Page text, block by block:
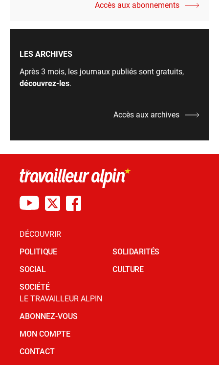
Accès aux abonnements
LES ARCHIVES
Après 3 mois, les journaux publiés sont gratuits,
découvrez-les.
Accès aux archives
DÉCOUVRIR
POLITIQUE
SOCIAL
SOCIÉTÉ
SOLIDARITÉS
CULTURE
LE TRAVAILLEUR ALPIN
ABONNEZ-VOUS
MON COMPTE
CONTACT